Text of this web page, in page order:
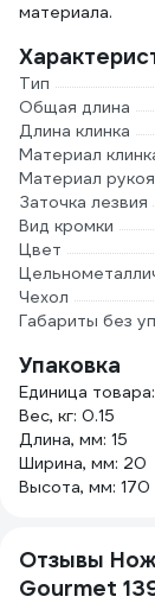
материала.
Тип
Общая длина
Длина клинка
Материал
Материал
Заточка лезвия
Вид кромки
Цвет
Чехол
Габариты без
Упаковка
Единица
Вес, кг: 0.15
Длина, мм: 15
Ширина, мм: 20
Высота, мм: 170
Отзывы Нож
Gourmet